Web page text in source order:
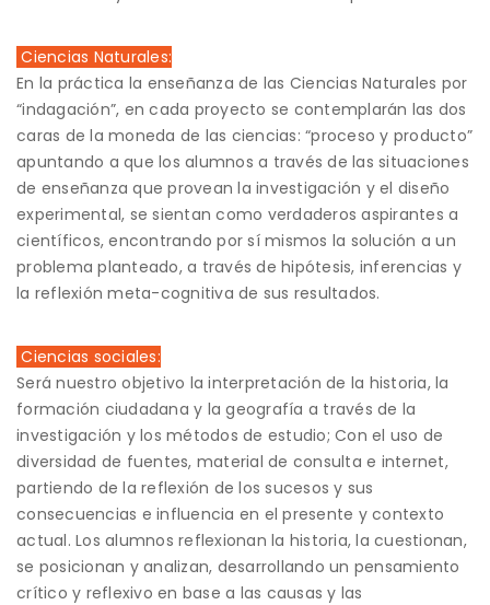
Ciencias Naturales:
En la práctica la enseñanza de las Ciencias Naturales por
“indagación”, en cada proyecto se contemplarán las dos
caras de la moneda de las ciencias: “proceso y producto”
apuntando a que los alumnos a través de las situaciones
de enseñanza que provean la investigación y el diseño
experimental, se sientan como verdaderos aspirantes a
científicos, encontrando por sí mismos la solución a un
problema planteado, a través de hipótesis, inferencias y
la reflexión meta-cognitiva de sus resultados.
Ciencias sociales:
Será nuestro objetivo la interpretación de la historia, la
formación ciudadana y la geografía a través de la
investigación y los métodos de estudio; Con el uso de
diversidad de fuentes, material de consulta e internet,
partiendo de la reflexión de los sucesos y sus
consecuencias e influencia en el presente y contexto
actual. Los alumnos reflexionan la historia, la cuestionan,
se posicionan y analizan, desarrollando un pensamiento
crítico y reflexivo en base a las causas y las